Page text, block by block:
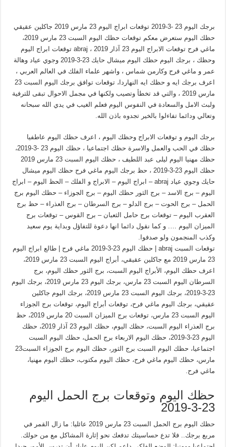
برجك اليوم 23 -3-2019 توقعات ابراج اليوم 23 مارس 2019 جاكلين عقيقي
حظك اليوم ستعرض معكم توقعات حظك اليوم السبت 23 مارس 2019،
ماغي فرح توقعات الابراج اليوم 23 آذار 2019 ، abraj توقعات ابراج اليوم
وحظك ، برجك اليوم حظك اليوم ميشال حايك 23-3-2019 وجوي عياد وهالة
عمر و ماغي فرح وكارمن شماس ، واشهر علماء الفلك في العالم العربي ،
اعرف برجك ايه و حظك ايه النهاردا، توقعات توافق برجك اليوم السبت 23
مارس 2019 ، والتي قد تخطأ وتصيب ولكنها في مجمل الاحوال تبقى للترفية
ولبث الامل والسعادة في النفوس اليوم فعلم الغيب في يدي الله سبحانه
وتعالي ودائما تفاءلوا بالخير تجدوه باذن الله.
برجك اليوم و توقعات الابراج وحظك اليوم ، اعرف حظك اليوم عاطفيا
حظك في الحب والعمل والاسرة حظك اجتماعيا ، حظك اليوم 23 -3-2019،
حظك مهنيا اليوم ليلى عبد اللطيف ، حظك اليوم السبت 23 مارس 2019
حظك اليوم 23-3-2019 ، حظ برجك اليوم ماغي فرح حظك اليوم ميشال
حايك وجوي عياد abraj – ابراج اليوم – الابراج و الفلك – الحظ اليوم – ابراج
اليوم – برج الاسد – برج الثور حظك اليوم – برج الجوزاء – حظك اليوم برج
الحمل – برج الحوت – برج الدلو – برج السرطان – برج العذراء – حظ برج
العقرب اليوم – توقعات برج حامل الثعبان – برج القوس – توقعات برج
الميزان اليوم …. و كما نقول دائما انها دعوة للتفاؤل وبداية يوم سعيد
وكذب المنجمون ولو صدفوا.
توقعات السبت abraj | حظك اليوم 23-3-2019 ماغي فرح | طالع ابراج اليوم
23 مارس 2019 مع جاكلين عقيقي، أبراج اليوم السبت 23 مارس 2019،
اعرف حظك اليوم، الأبراج اليوم السبت، برج الثور حظك اليوم، برج
السرطان اليوم السبت 23 مارس، برجك اليوم 23 مارس 2019، برجك اليوم
23-3-2019، برجك اليوم السبت 23 مارس 2019، برجك اليوم جاكلين
عقيقي، برجك اليوم ماغي فرح، توقعات أبراج اليوم، توقعات برج الجوزاء
اليوم السبت 23 مارس، توقعات برج الميزان السبت 20 مارس 2019، حظ
برج العذراء اليوم السبت، حظك اليوم، حظك اليوم 23 آذار 2019، حظك
اليوم 23-3-2019، حظك اليوم الاربعاء برج الحمل، حظك اليوم السبت
اجتماعيا، حظك اليوم السبت برج الثور، حظك اليوم برج الجوزاء السبت23
مارس، حظك اليوم ماغي فرح، حظك اليوم مكتوب، حظك اليوم مهنيا،
ماغي فرح.
حظك اليوم وتوقعات برج الحمل اليوم
23-3-2019
حظك اليوم برج الحمل السبت 23 مارس 2019 عائليا: ما زال القمر في
مربع برجك.. فلا تدع حساسيتك تدفعك نحو إثارة المشاكل مع من حولك.